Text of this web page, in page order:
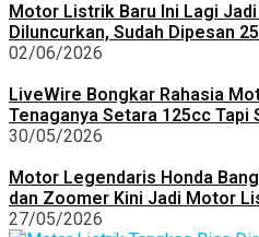
Motor Listrik Baru Ini Lagi
Diluncurkan, Sudah Dipesan
02/06/2026
LiveWire Bongkar Rahasia
Tenaganya Setara 125cc Tapi
30/05/2026
Motor Legendaris Honda
dan Zoomer Kini Jadi Motor
27/05/2026